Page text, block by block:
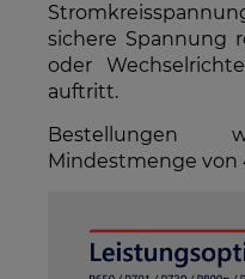
sichere Spannung
oder
auftritt.
Mindestmenge von